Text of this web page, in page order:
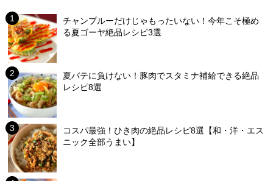
チャンプルーだけじゃもったいない！今年こそ極め
る夏ゴーヤ絶品レシピ3選
夏バテに負けない！豚肉でスタミナ補給できる絶品
レシピ8選
コスパ最強！ひき肉の絶品レシピ8選【和・洋・エス
ニック全部うまい】